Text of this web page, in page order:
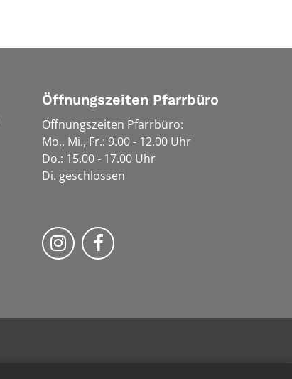
Öffnungszeiten Pfarrbüro
Öffnungszeiten Pfarrbüro:
Mo., Mi., Fr.: 9.00 - 12.00 Uhr
Do.: 15.00 - 17.00 Uhr
Di. geschlossen
Bistum Trier auf Instragram
Bistum Trier auf Facebook